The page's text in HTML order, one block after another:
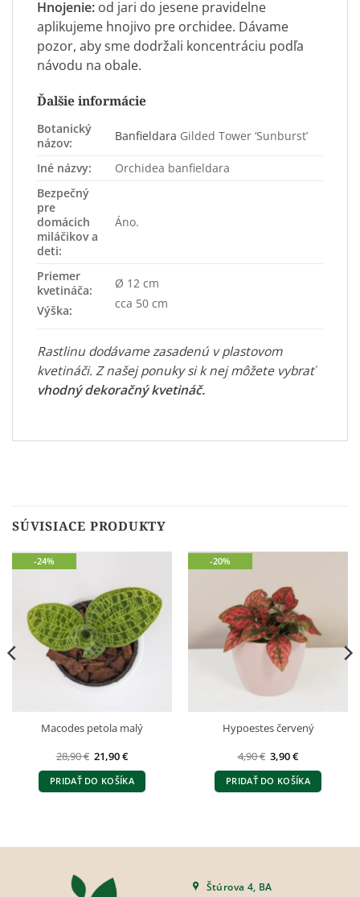
Hnojenie: od jari do jesene pravidelne
aplikujeme hnojivo pre orchidee. Dávame
pozor, aby sme dodržali koncentráciu podľa
návodu na obale.
Ďalšie informácie
Botanický
názov:
Banfieldara Gilded Tower ‘Sunburst’
Iné názvy:
Orchidea banfieldara
Bezpečný
pre
domácich
miláčikov a
deti:
Áno.
Priemer
kvetináča:
Výška:
Ø 12 cm
cca 50 cm
Rastlinu dodávame zasadenú v plastovom
kvetináči. Z našej ponuky si k nej môžete vybrať
vhodný dekoračný kvetináč.
SÚVISIACE PRODUKTY
-24%
Macodes petola malý
28,90€ Pôvodná
cena
bola:
28,90 €.
21,90€Aktuálna
je:
21,90 €.
PRIDAŤ DO KOŠÍKA
-20%
Hypoestes červený
4,90€ Pôvodná
cena
bola:
4,90 €.
3,90€Aktuálna
je:
3,90 €.
PRIDAŤ DO KOŠÍKA
Štúrova 4, BA